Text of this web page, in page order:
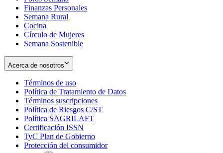
Finanzas Personales
Semana Rural
Cocina
Círculo de Mujeres
Semana Sostenible
Acerca de nosotros
Términos de uso
in
new
window
Política de Tratamiento de Datos
Términos suscripciones
in
Política de Riesgos C/ST
Política SAGRILAFT
new
window
Certificación ISSN
in
new
TyC Plan de Gobierno
in
Protección del consumidorOpens